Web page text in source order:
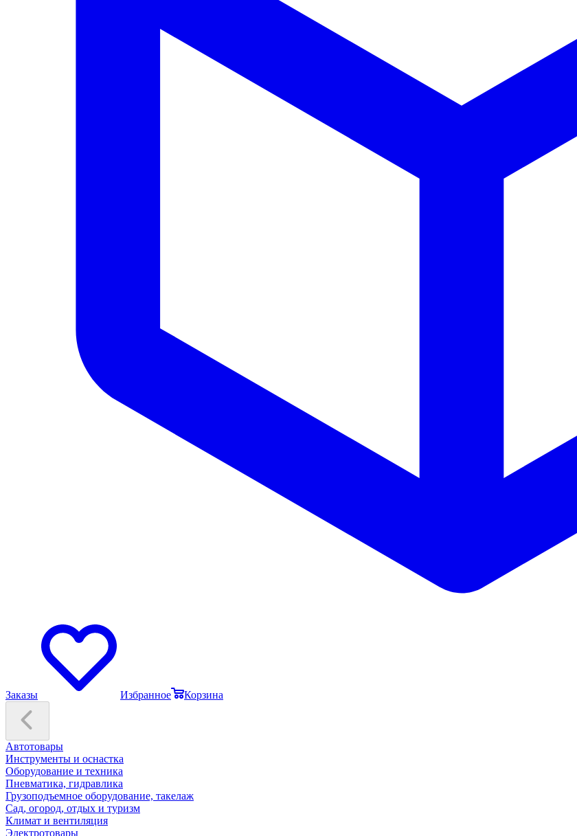
Заказы Избранное Корзина
Автотовары
Инструменты и оснастка
Оборудование и техника
Пневматика, гидравлика
Грузоподъемное оборудование, такелаж
Сад, огород, отдых и туризм
Климат и вентиляция
Электротовары